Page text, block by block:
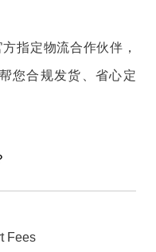
大幅压缩。新版《中华
生效，明确卸货港无
承担。
定佣金改为预付服务费
指定物流合作伙伴，
您合规发货、省心定
Fees